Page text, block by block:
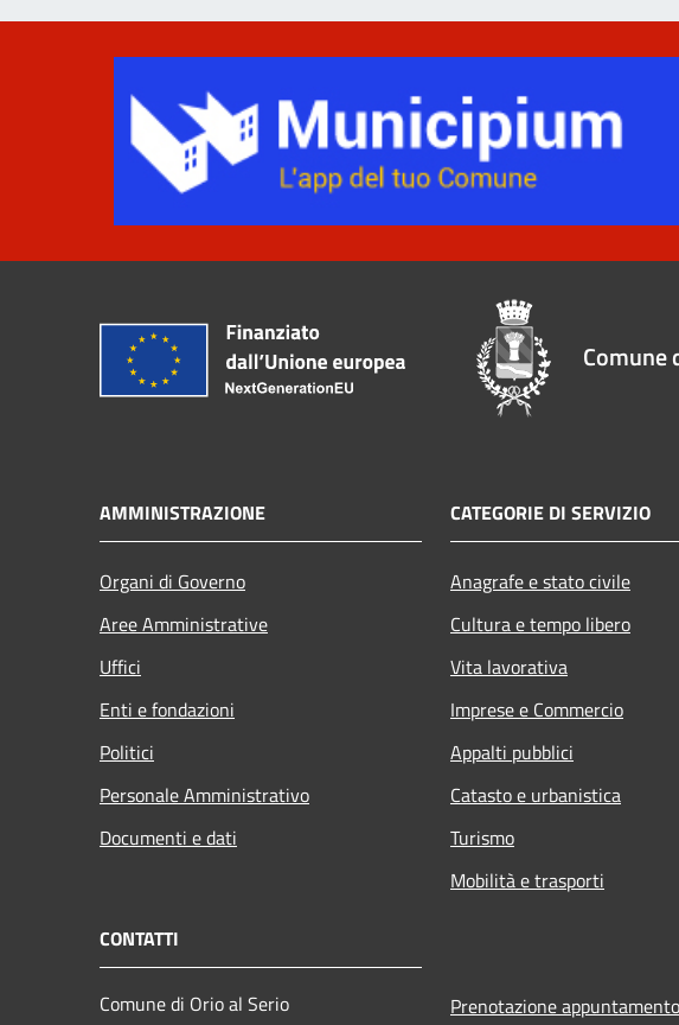
Comune
AMMINISTRAZIONE
Organi di Governo
Aree Amministrative
Uffici
Enti e fondazioni
Politici
Personale Amministrativo
Documenti e dati
CATEGORIE DI SERVIZIO
Anagrafe e stato civile
Cultura e tempo libero
Vita lavorativa
Imprese e Commercio
Appalti pubblici
Catasto e urbanistica
Turismo
Mobilità e trasporti
CONTATTI
Comune di Orio al Serio
Prenotazione appuntamento